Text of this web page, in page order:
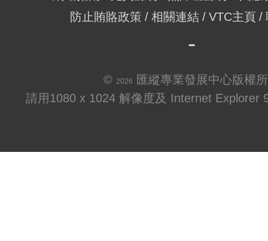
防止賄賂政策
相關連結 VTC主頁
© 2026
匯縱專業發展中心版權
請用1080 x 1024 解像度及 Internet Explorer